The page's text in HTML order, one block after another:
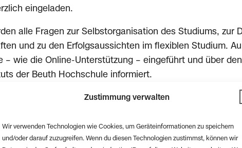
Zustimmung verwalten
Wir verwenden Technologien wie Cookies, um Geräteinformationen zu speichern
und/oder darauf zuzugreifen. Wenn du diesen Technologien zustimmst, können wir
eingeladen.
alle Fragen zur Selbstorganisation des Studiums, zur
und zu den Erfolgsaussichten im flexiblen Studium.
– wie die Online-Unterstützung – eingeführt und über
der Beuth Hochschule informiert.